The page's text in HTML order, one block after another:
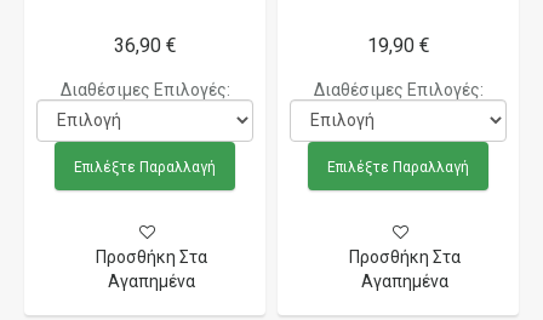
36,90 €
Διαθέσιμες Επιλογές:
Επιλέξτε Παραλλαγή
Προσθήκη Στα
Αγαπημένα
19,90 €
Διαθέσιμες Επιλογές:
Επιλέξτε Παραλλαγή
Προσθήκη Στα
Αγαπημένα